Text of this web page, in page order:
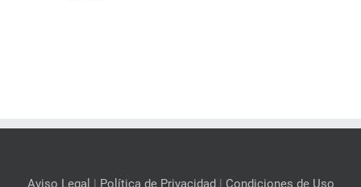
Aviso Legal | Política de Privacidad| Condiciones de Uso